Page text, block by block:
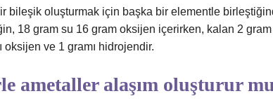
bileşik oluşturmak için başka bir elementle
18 gram su 16 gram oksijen içerirken, kalan 2
oksijen ve 1 gramı hidrojendir.
ametaller alaşım oluşturur